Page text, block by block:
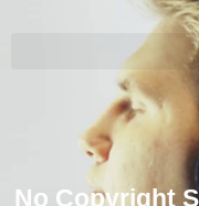
No Copyright